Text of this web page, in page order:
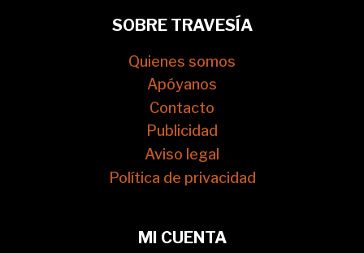
SOBRE TRAVESÍA
Quienes somos
Apóyanos
Contacto
Publicidad
Aviso legal
Política de privacidad
MI CUENTA